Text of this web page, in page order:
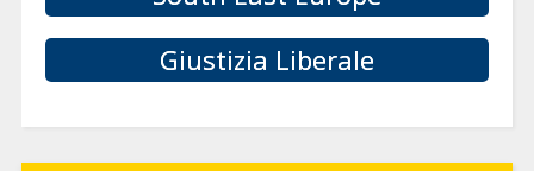
Giustizia Liberale